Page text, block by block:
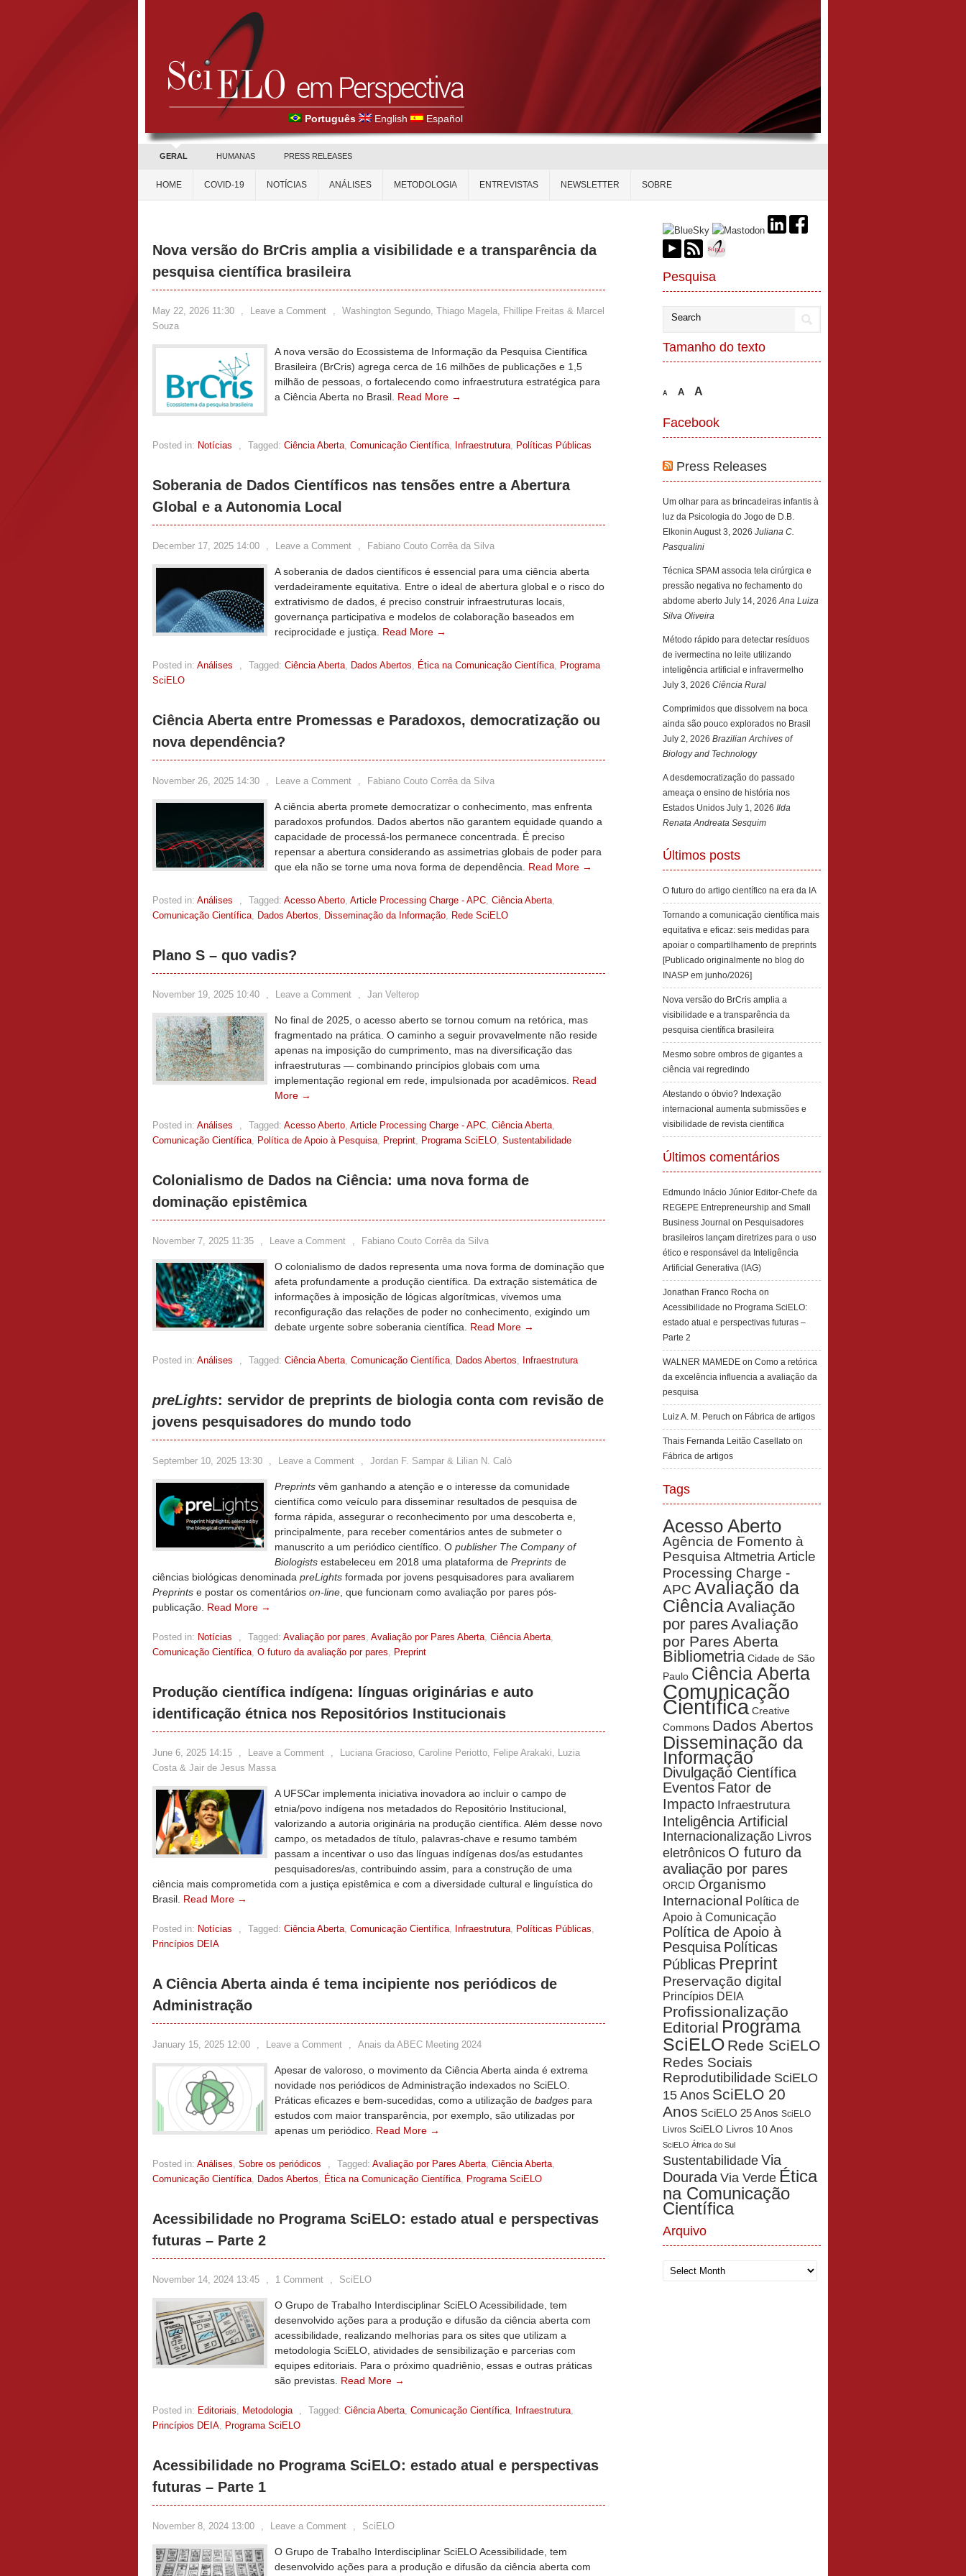
Português English Español
GERAL HUMANAS PRESS RELEASES
HOME COVID-19 NOTÍCIAS ANÁLISES METODOLOGIA ENTREVISTAS NEWSLETTER SOBRE
Nova versão do BrCris amplia a visibilidade e a transparência da
pesquisa científica brasileira
May 22, 2026 11:30 , Leave a Comment ,
Washington Segundo, Thiago Magela, Fhillipe Freitas & Marcel
Souza
A nova versão do Ecossistema de Informação da Pesquisa Científica
Brasileira (BrCris) agrega cerca de 16 milhões de publicações e 1,5
milhão de pessoas, o fortalecendo como infraestrutura estratégica para
a Ciência Aberta no Brasil. Read More →
Posted in: Notícias , Tagged: Ciência Aberta, Comunicação Científica, Infraestrutura, Políticas Públicas
Soberania de Dados Científicos nas tensões entre a Abertura
Global e a Autonomia Local
December 17, 2025 14:00 , Leave a Comment , Fabiano Couto Corrêa da Silva
A soberania de dados científicos é essencial para uma ciência aberta
verdadeiramente equitativa. Entre o ideal de abertura global e o risco do
extrativismo de dados, é preciso construir infraestruturas locais,
governança participativa e modelos de colaboração baseados em
reciprocidade e justiça. Read More →
Posted in: Análises , Tagged: Ciência Aberta, Dados Abertos, Ética na Comunicação Científica, Programa
SciELO
Ciência Aberta entre Promessas e Paradoxos, democratização ou
nova dependência?
November 26, 2025 14:30 , Leave a Comment , Fabiano Couto Corrêa da Silva
A ciência aberta promete democratizar o conhecimento, mas enfrenta
paradoxos profundos. Dados abertos não garantem equidade quando a
capacidade de processá-los permanece concentrada. É preciso
repensar a abertura considerando as assimetrias globais de poder para
que ela não se torne uma nova forma de dependência. Read More →
Posted in: Análises , Tagged: Acesso Aberto, Article Processing Charge - APC, Ciência Aberta,
Comunicação Científica, Dados Abertos, Disseminação da Informação, Rede SciELO
Plano S – quo vadis?
November 19, 2025 10:40 , Leave a Comment , Jan Velterop
No final de 2025, o acesso aberto se tornou comum na retórica, mas
fragmentado na prática. O caminho a seguir provavelmente não reside
apenas na imposição do cumprimento, mas na diversificação das
infraestruturas — combinando princípios globais com uma
implementação regional em rede, impulsionada por acadêmicos. Read
More →
Posted in: Análises , Tagged: Acesso Aberto, Article Processing Charge - APC, Ciência Aberta,
Comunicação Científica, Política de Apoio à Pesquisa, Preprint, Programa SciELO, Sustentabilidade
Colonialismo de Dados na Ciência: uma nova forma de
dominação epistêmica
November 7, 2025 11:35 , Leave a Comment , Fabiano Couto Corrêa da Silva
O colonialismo de dados representa uma nova forma de dominação que
afeta profundamente a produção científica. Da extração sistemática de
informações à imposição de lógicas algorítmicas, vivemos uma
reconfiguração das relações de poder no conhecimento, exigindo um
debate urgente sobre soberania científica. Read More →
Posted in: Análises , Tagged: Ciência Aberta, Comunicação Científica, Dados Abertos, Infraestrutura
preLights: servidor de preprints de biologia conta com revisão de
jovens pesquisadores do mundo todo
September 10, 2025 13:30 , Leave a Comment , Jordan F. Sampar & Lilian N. Calò
Preprints vêm ganhando a atenção e o interesse da comunidade
científica como veículo para disseminar resultados de pesquisa de
forma rápida, assegurar o reconhecimento por uma descoberta e,
principalmente, para receber comentários antes de submeter o
manuscrito a um periódico científico. O publisher The Company of
Biologists estabeleceu em 2018 uma plataforma de Preprints de
ciências biológicas denominada preLights formada por jovens pesquisadores para avaliarem
Preprints e postar os comentários on-line , que funcionam como avaliação por pares pós-
publicação. Read More →
Posted in: Notícias , Tagged: Avaliação por pares, Avaliação por Pares Aberta, Ciência Aberta,
Comunicação Científica, O futuro da avaliação por pares, Preprint
Produção científica indígena: línguas originárias e auto
identificação étnica nos Repositórios Institucionais
June 6, 2025 14:15 , Leave a Comment ,
Luciana Gracioso, Caroline Periotto, Felipe Arakaki, Luzia
Costa & Jair de Jesus Massa
A UFSCar implementa iniciativa inovadora ao incluir o campo de
etnia/povo indígena nos metadados do Repositório Institucional,
valorizando a autoria originária na produção científica. Além desse novo
campo, os metadados de título, palavras-chave e resumo também
passam a incentivar o uso das línguas indígenas dos/as estudantes
pesquisadores/as, contribuindo assim, para a construção de uma
ciência mais comprometida com a justiça epistêmica e com a diversidade cultural e linguística do
Brasil. Read More →
Posted in: Notícias , Tagged: Ciência Aberta, Comunicação Científica, Infraestrutura, Políticas Públicas,
Princípios DEIA
A Ciência Aberta ainda é tema incipiente nos periódicos de
Administração
January 15, 2025 12:00 , Leave a Comment , Anais da ABEC Meeting 2024
Apesar de valoroso, o movimento da Ciência Aberta ainda é extrema
novidade nos periódicos de Administração indexados no SciELO.
Práticas eficazes e bem-sucedidas, como a utilização de badges para
estudos com maior transparência, por exemplo, são utilizadas por
apenas um periódico. Read More →
Posted in: Análises, Sobre os periódicos , Tagged: Avaliação por Pares Aberta, Ciência Aberta,
Comunicação Científica, Dados Abertos, Ética na Comunicação Científica, Programa SciELO
Acessibilidade no Programa SciELO: estado atual e perspectivas
futuras – Parte 2
November 14, 2024 13:45 , 1 Comment , SciELO
O Grupo de Trabalho Interdisciplinar SciELO Acessibilidade, tem
desenvolvido ações para a produção e difusão da ciência aberta com
acessibilidade, realizando melhorias para os sites que utilizam a
metodologia SciELO, atividades de sensibilização e parcerias com
equipes editoriais. Para o próximo quadriênio, essas e outras práticas
são previstas. Read More →
Posted in: Editoriais, Metodologia , Tagged: Ciência Aberta, Comunicação Científica, Infraestrutura,
Princípios DEIA, Programa SciELO
Acessibilidade no Programa SciELO: estado atual e perspectivas
futuras – Parte 1
November 8, 2024 13:00 , Leave a Comment , SciELO
O Grupo de Trabalho Interdisciplinar SciELO Acessibilidade, tem
desenvolvido ações para a produção e difusão da ciência aberta com
Pesquisa
Tamanho do texto
A A A
Facebook
Press Releases
Um olhar para as brincadeiras infantis à
luz da Psicologia do Jogo de D.B.
Elkonin August 3, 2026 Juliana C.
Pasqualini
Técnica SPAM associa tela cirúrgica e
pressão negativa no fechamento do
abdome aberto July 14, 2026 Ana Luiza
Silva Oliveira
Método rápido para detectar resíduos
de ivermectina no leite utilizando
inteligência artificial e infravermelho
July 3, 2026 Ciência Rural
Comprimidos que dissolvem na boca
ainda são pouco explorados no Brasil
July 2, 2026 Brazilian Archives of
Biology and Technology
A desdemocratização do passado
ameaça o ensino de história nos
Estados Unidos July 1, 2026 Ilda
Renata Andreata Sesquim
Últimos posts
O futuro do artigo científico na era da IA
Tornando a comunicação científica mais
equitativa e eficaz: seis medidas para
apoiar o compartilhamento de preprints
[Publicado originalmente no blog do
INASP em junho/2026]
Nova versão do BrCris amplia a
visibilidade e a transparência da
pesquisa científica brasileira
Mesmo sobre ombros de gigantes a
ciência vai regredindo
Atestando o óbvio? Indexação
internacional aumenta submissões e
visibilidade de revista científica
Últimos comentários
Edmundo Inácio Júnior Editor-Chefe da
REGEPE Entrepreneurship and Small
Business Journal on Pesquisadores
brasileiros lançam diretrizes para o uso
ético e responsável da Inteligência
Artificial Generativa (IAG)
Jonathan Franco Rocha on
Acessibilidade no Programa SciELO:
estado atual e perspectivas futuras –
Parte 2
WALNER MAMEDE on Como a retórica
da excelência influencia a avaliação da
pesquisa
Luiz A. M. Peruch on Fábrica de artigos
Thais Fernanda Leitão Casellato on
Fábrica de artigos
Tags
Acesso Aberto
Agência de Fomento à
Pesquisa Altmetria Article
Processing Charge -
APC Avaliação da
CiênciaAvaliação
por paresAvaliação
por Pares Aberta
Bibliometria Cidade de São
Paulo Ciência Aberta
Comunicação
Científica Creative
Commons Dados Abertos
Disseminação da
Informação
Divulgação Científica
Eventos Fator de
Impacto Infraestrutura
Inteligência Artificial
Internacionalização Livros
eletrônicos O futuro da
avaliação por pares
ORCID Organismo
Internacional Política de
Apoio à Comunicação
Política de Apoio à
Pesquisa Políticas
Públicas Preprint
Preservação digital
Princípios DEIA
Profissionalização
Editorial Programa
SciELO Rede SciELO
Redes Sociais
Reprodutibilidade SciELO
15 Anos SciELO 20
Anos SciELO 25 Anos SciELO
Livros SciELO Livros 10 Anos
SciELO África do Sul
Sustentabilidade Via
DouradaVia Verde Ética
na Comunicação
Científica
Arquivo
Arquivo